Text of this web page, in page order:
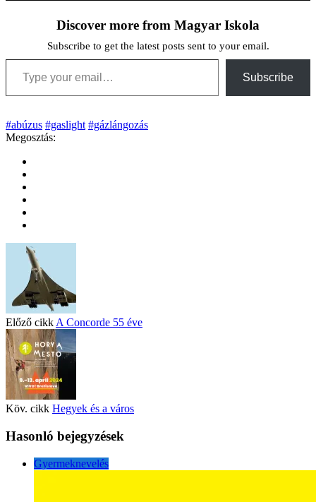
Discover more from Magyar Iskola
Subscribe to get the latest posts sent to your email.
Type your email…
Subscribe
#abúzus #gaslight #gázlángozás
Megosztás:
Előző cikk A Concorde 55 éve
Köv. cikk Hegyek és a város
Hasonló bejegyzések
Gyermeknevelés